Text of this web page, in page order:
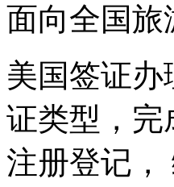
面向全国旅
美国签证
证类型，完
注册登记，